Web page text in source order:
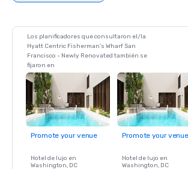
Los planificadores que consultaron el/la
Hyatt Centric Fisherman's Wharf San
Francisco - Newly Renovated también se
fijaron en
Promote your venue
Hotel de lujo en
Washington, DC
Promote your venue
Hotel de lujo en
Washington, DC